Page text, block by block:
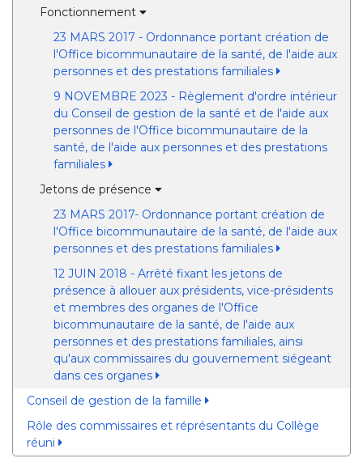
Fonctionnement
23 MARS 2017 - Ordonnance portant création de
l'Office bicommunautaire de la santé, de l'aide aux
personnes et des prestations familiales
9 NOVEMBRE 2023 - Règlement d'ordre intérieur
du Conseil de gestion de la santé et de l'aide aux
personnes de l'Office bicommunautaire de la
santé, de l'aide aux personnes et des prestations
familiales
Jetons de présence
23 MARS 2017- Ordonnance portant création de
l'Office bicommunautaire de la santé, de l'aide aux
personnes et des prestations familiales
12 JUIN 2018 - Arrêté fixant les jetons de
présence à allouer aux présidents, vice-présidents
et membres des organes de l'Office
bicommunautaire de la santé, de l'aide aux
personnes et des prestations familiales, ainsi
qu'aux commissaires du gouvernement siégeant
dans ces organes
Conseil de gestion de la famille
Rôle des commissaires et réprésentants du Collège
réuni